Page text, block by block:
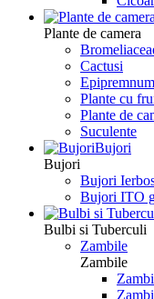
Plante de camera
Cactusi
Epipremnum
Plante cu
Plante de
Suculente
Bujori
Bujori
Bujori
Bujori ITO
Bulbi si Tuberculi
Zambile
Zambile